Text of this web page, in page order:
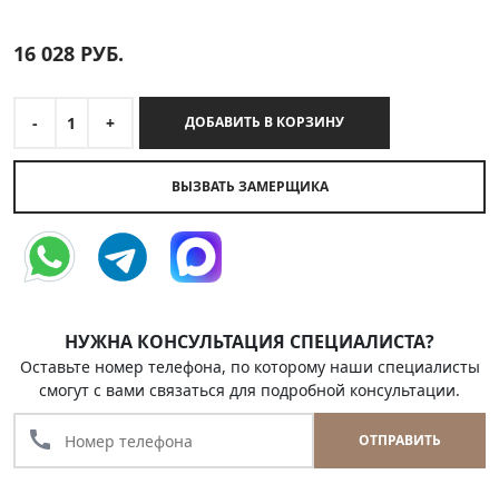
16 028 РУБ.
- 1 + ДОБАВИТЬ В КОРЗИНУ
ВЫЗВАТЬ ЗАМЕРЩИКА
НУЖНА КОНСУЛЬТАЦИЯ СПЕЦИАЛИСТА?
Оставьте номер телефона, по которому наши специалисты
смогут с вами связаться для подробной консультации.
call ОТПРАВИТЬ